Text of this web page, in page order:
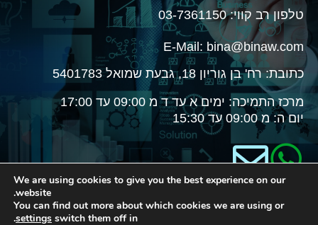
טלפון רב קווי: 03-7361150
E-Mail: bina@binaw.com
כתובת: רח' בן גוריון 18, גבעת שמואל 5401783
מרכז התמיכה: ימים א עד ד מ 09:00 עד 17:00
יום ה: מ 09:00 עד 15:30
We are using cookies to give you the best experience on our
website.
You can find out more about which cookies we are using or
switch them off in
settings
.